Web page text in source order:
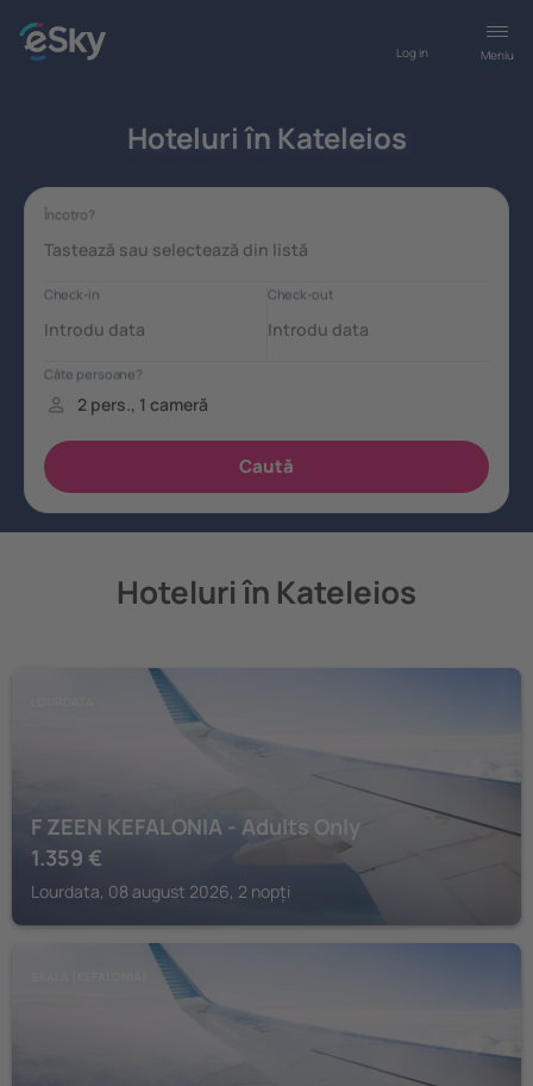
Meniu
Log in
Hoteluri în Kateleios
Hoteluri în Kateleios
F ZEEN KEFALONIA - Adults Only
1.359 €
Lourdata, 08 august 2026, 2 nopți